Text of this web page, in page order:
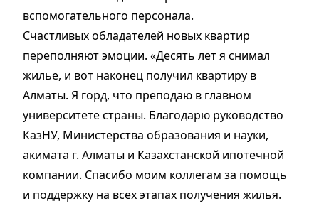
вспомогательного персонала.
Счастливых обладателей новых квартир
переполняют эмоции. «Десять лет я снимал
жилье, и вот наконец получил квартиру в
Алматы. Я горд, что преподаю в главном
университете страны. Благодарю руководство
КазНУ, Министерства образования и науки,
акимата г. Алматы и Казахстанской ипотечной
компании. Спасибо моим коллегам за помощь
и поддержку на всех этапах получения жилья.